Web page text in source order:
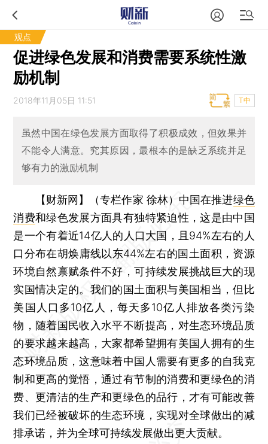
观点
促进绿色发展和消费需要系统性激
励机制
2018年11月05日 11:51 T中
虽然中国在绿色发展方面取得了积极成效，但效果并
不能令人满意。究其原因，最根本的是缺乏系统并足
够有力的激励机制
【财新网】（专栏作家 徐林） 中国在推进绿色
消费和绿色发展方面具有独特紧迫性，这是由中国
是一个有着近14亿人的人口大国，且94%左右的人
口分布在胡焕庸线以东44%左右的国土面积，资源
环境自然禀赋条件不好，可持续发展挑战巨大的现
实国情决定的。我们的国土面积与美国相当，但比
美国人口多10亿人，每天多10亿人排放各类污染
物，随着国民收入水平不断提高，对生态环境品质
的要求越来越高，大家都希望拥有美国人拥有的生
态环境品质，这意味着中国人需要有更多的自我克
制和更高的觉悟，通过有节制的消费和更绿色的消
费、更清洁的生产和更绿色的品行，才有可能改善
我们已经被破坏的生态环境，实现对全球做出的减
排承诺，并为全球可持续发展做出更大贡献。